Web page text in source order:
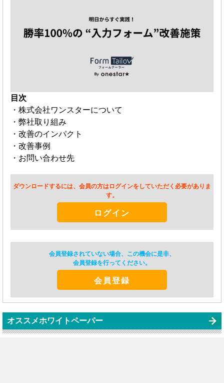
目次
・株式会社ワンスターについて
・弊社取り組み
・改善のインパクト
・改善事例
・お問い合わせ先
ダウンロードするには、会員の方はログインをしていただく必要がありま
す。
ログイン
会員登録されていない場合、この機会に是非、
会員登録を行ってください。
会員登録
オススメホワイトペーパー